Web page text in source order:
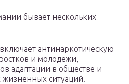
бывает нескольких
антинаркотическую
и молодежи,
адаптации в обществе и
ситуаций.